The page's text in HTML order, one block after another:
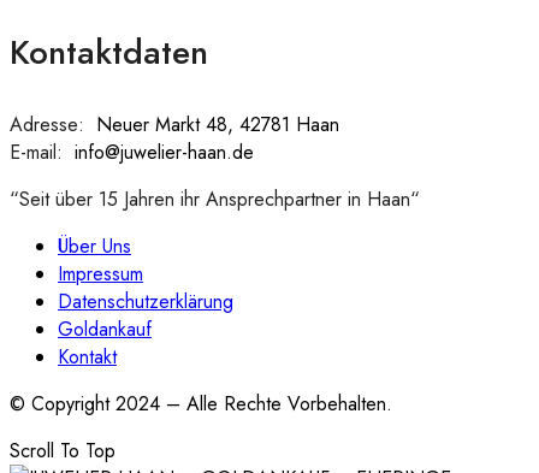
Kontaktdaten
Adresse: Neuer Markt 48, 42781 Haan
E-mail: info@juwelier-haan.de
“Seit über 15 Jahren ihr Ansprechpartner in Haan“
Über Uns
Impressum
Datenschutzerklärung
Goldankauf
Kontakt
© Copyright 2024 – Alle Rechte Vorbehalten.
Scroll To Top